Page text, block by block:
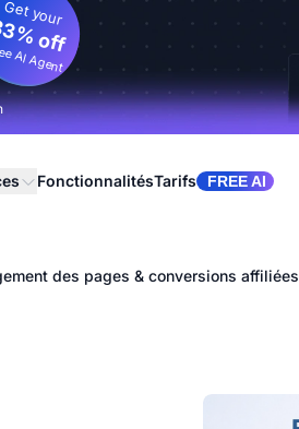
Get your
off
AI Agent
FonctionnalitésTarifs FREE AI
des pages & conversions affiliées